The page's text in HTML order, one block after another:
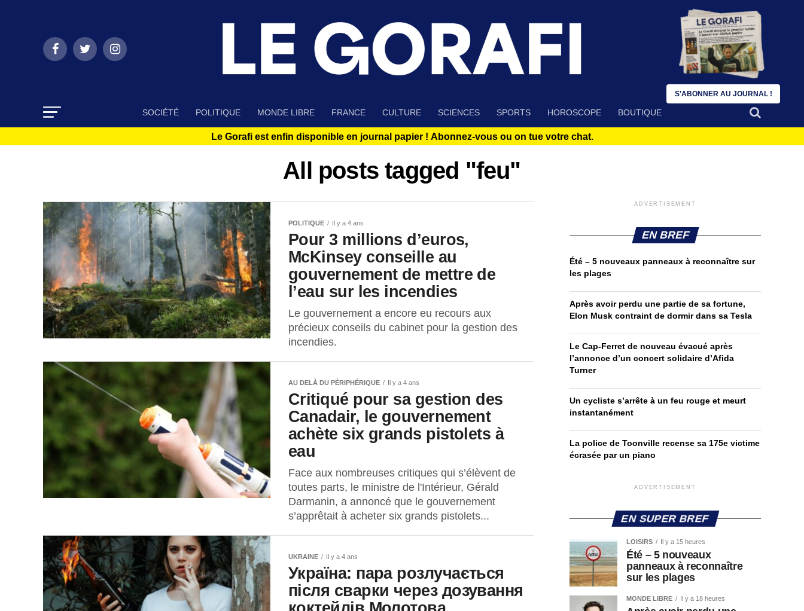
SOCIÉTÉ POLITIQUE MONDE LIBRE FRANCE CULTURE SCIENCES SPORTS HOROSCOPE BOUTIQUE
Le Gorafi est enfin disponible en journal papier ! Abonnez-vous ou on tue votre chat.
All posts tagged "feu"
POLITIQUE Il y a 4 ans
Pour 3 millions d’euros,
McKinsey conseille au
gouvernement de mettre de
l’eau sur les incendies
Le gouvernement a encore eu recours aux
précieux conseils du cabinet pour la gestion des
incendies.
AU DELÀ DU PÉRIPHÉRIQUE Il y a 4 ans
Critiqué pour sa gestion des
Canadair, le gouvernement
achète six grands pistolets à
eau
Face aux nombreuses critiques qui s’élèvent de
toutes parts, le ministre de l'Intérieur, Gérald
Darmanin, a annoncé que le gouvernement
s’apprêtait à acheter six grands pistolets...
UKRAINE Il y a 4 ans
Україна: пара розлучається
після сварки через дозування
ADVERTISEMENT
EN BREF
Été – 5 nouveaux panneaux à reconnaître sur
les plages
Après avoir perdu une partie de sa fortune,
Elon Musk contraint de dormir dans sa Tesla
Le Cap-Ferret de nouveau évacué après
l’annonce d’un concert solidaire d’Afida
Turner
Un cycliste s’arrête à un feu rouge et meurt
instantanément
La police de Toonville recense sa 175e victime
écrasée par un piano
ADVERTISEMENT
EN SUPER BREF
LOISIRS Il y a 15 heures
Été – 5 nouveaux
panneaux à reconnaître
sur les plages
MONDE LIBRE Il y a 18 heures
S'ABONNER AU JOURNAL !